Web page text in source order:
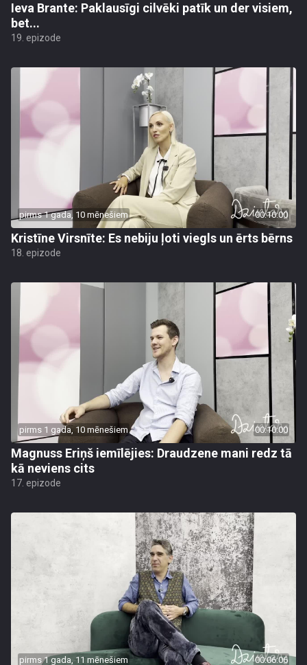
Ieva Brante: Paklausīgi cilvēki patīk un der visiem,
bet...
19. epizode
pirms 1 gada, 10 mēnešiem 00:10:00
Kristīne Virsnīte: Es nebiju ļoti viegls un ērts bērns
18. epizode
pirms 1 gada, 10 mēnešiem 00:10:00
Magnuss Eriņš iemīlējies: Draudzene mani redz tā
kā neviens cits
17. epizode
pirms 1 gada, 11 mēnešiem 00:06:06